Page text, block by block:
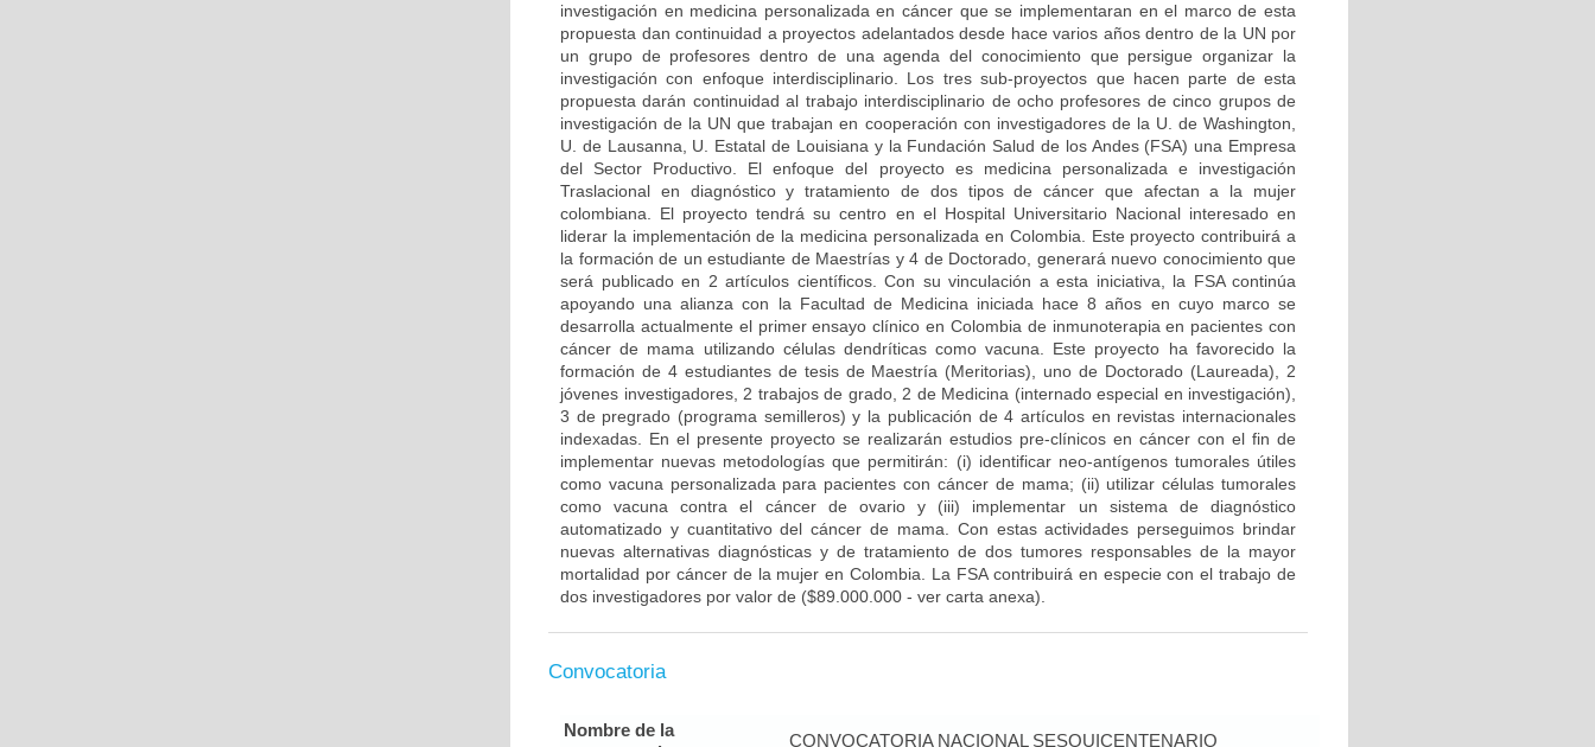
investigación en medicina personalizada en cáncer que se implementaran en el marco de esta
propuesta dan continuidad a proyectos adelantados desde hace varios años dentro de la UN por
un grupo de profesores dentro de una agenda del conocimiento que persigue organizar la
investigación con enfoque interdisciplinario. Los tres sub-proyectos que hacen parte de esta
propuesta darán continuidad al trabajo interdisciplinario de ocho profesores de cinco grupos de
investigación de la UN que trabajan en cooperación con investigadores de la U. de Washington,
U. de Lausanna, U. Estatal de Louisiana y la Fundación Salud de los Andes (FSA) una Empresa
del Sector Productivo. El enfoque del proyecto es medicina personalizada e investigación
Traslacional en diagnóstico y tratamiento de dos tipos de cáncer que afectan a la mujer
colombiana. El proyecto tendrá su centro en el Hospital Universitario Nacional interesado en
liderar la implementación de la medicina personalizada en Colombia. Este proyecto contribuirá a
la formación de un estudiante de Maestrías y 4 de Doctorado, generará nuevo conocimiento que
será publicado en 2 artículos científicos. Con su vinculación a esta iniciativa, la FSA continúa
apoyando una alianza con la Facultad de Medicina iniciada hace 8 años en cuyo marco se
desarrolla actualmente el primer ensayo clínico en Colombia de inmunoterapia en pacientes con
cáncer de mama utilizando células dendríticas como vacuna. Este proyecto ha favorecido la
formación de 4 estudiantes de tesis de Maestría (Meritorias), uno de Doctorado (Laureada), 2
jóvenes investigadores, 2 trabajos de grado, 2 de Medicina (internado especial en investigación),
3 de pregrado (programa semilleros) y la publicación de 4 artículos en revistas internacionales
indexadas. En el presente proyecto se realizarán estudios pre-clínicos en cáncer con el fin de
implementar nuevas metodologías que permitirán: (i) identificar neo-antígenos tumorales útiles
como vacuna personalizada para pacientes con cáncer de mama; (ii) utilizar células tumorales
como vacuna contra el cáncer de ovario y (iii) implementar un sistema de diagnóstico
automatizado y cuantitativo del cáncer de mama. Con estas actividades perseguimos brindar
nuevas alternativas diagnósticas y de tratamiento de dos tumores responsables de la mayor
mortalidad por cáncer de la mujer en Colombia. La FSA contribuirá en especie con el trabajo de
dos investigadores por valor de ($89.000.000 - ver carta anexa).
Convocatoria
Nombre de la
CONVOCATORIA NACIONAL SESQUICENTENARIO